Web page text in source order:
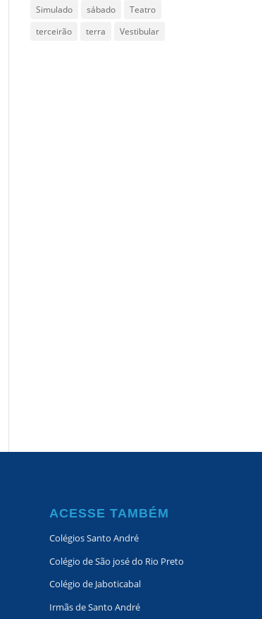
Simulado
sábado
Teatro
terceirão
terra Vestibular
ACESSE TAMBÉM
Colégios Santo André
Colégio de São josé do Rio Preto
Colégio de Jaboticabal
Irmãs de Santo André